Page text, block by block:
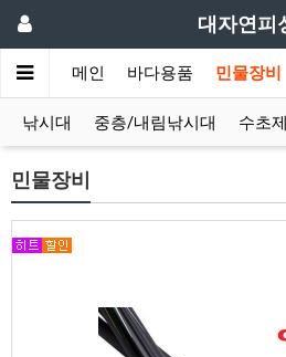
대자연피
메인 바다용품 민물장비
낚시대 중층/내림낚시대 수초
민물장비